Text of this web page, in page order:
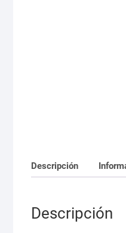
Descripción
Descripción